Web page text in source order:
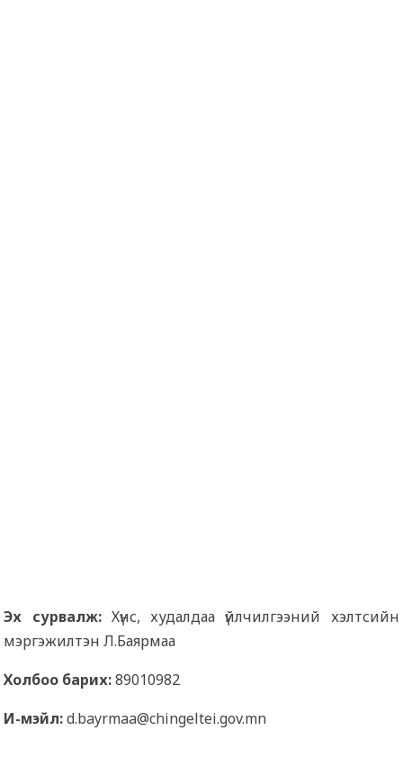
Эх сурвалж:Хүнс, худалдаа үйлчилгээний хэлтсийн
мэргэжилтэн Л.Баярмаа
Холбоо барих:89010982
И-мэйл:d.bayrmaa@chingeltei.gov.mn